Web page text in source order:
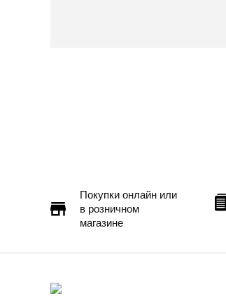
Покупки онлайн или
в розничном
магазине